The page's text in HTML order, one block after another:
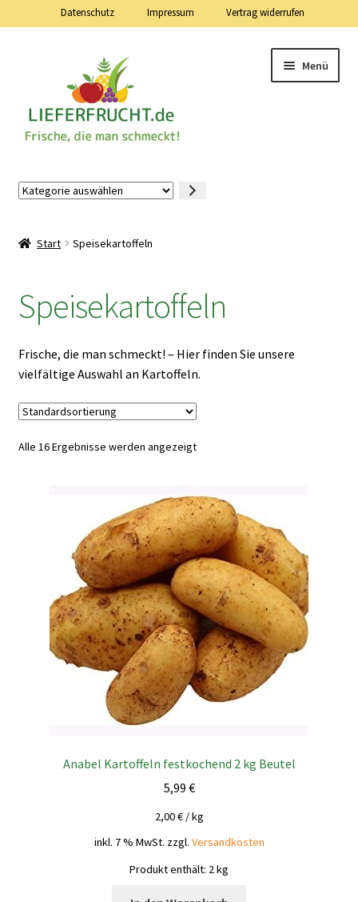
Datenschutz Impressum Vertrag widerrufen
Menü
Warenkorb
Kasse
Kategorie
Start Speisekartoffeln
Speisekartoffeln
Frische, die man schmeckt! – Hier finden Sie unsere
vielfältige Auswahl an Kartoffeln.
Alle 16 Ergebnisse werden angezeigt
Anabel Kartoffeln festkochend 2 kg Beutel
5,99 €
2,00€/kg
inkl. 7 % MwSt. zzgl. Versandkosten
Produkt enthält: 2kg